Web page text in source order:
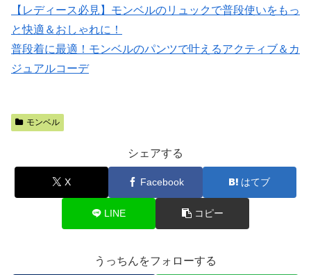
【レディース必見】モンベルのリュックで普段使いをもっ
と快適＆おしゃれに！
普段着に最適！モンベルのパンツで叶えるアクティブ＆カ
ジュアルコーデ
モンベル
シェアする
X Facebook はてブ
LINE コピー
うっちんをフォローする